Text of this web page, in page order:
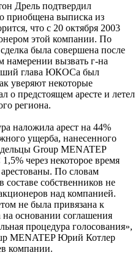
Дрель подтвердил
приобщена выписка из
что с 20 октября 2003
этой компании. По
была совершена после
намерении вызвать г-на
глава ЮКОСа был
уверяют некоторые
о предстоящем аресте и летел
региона.
наложила арест на 44%
ущерба, нанесенного
Group MENATEP
через некоторое время
По словам
составе собственников не
над компанией.
не была привязана к
основании соглашения
процедура голосования»,
MENATEP Юрий Котлер
компании.